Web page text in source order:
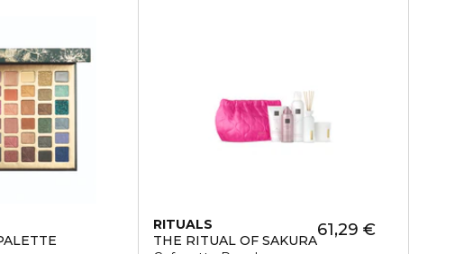
RITUALS
THE RITUAL OF SAKURA
61,29 €